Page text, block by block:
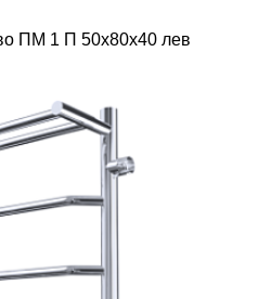
ПМ 1 П 50х80х40 лев